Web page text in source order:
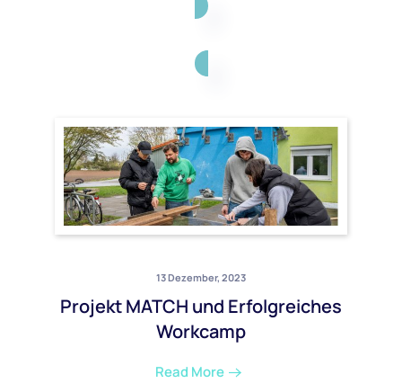
13 Dezember, 2023
Projekt MATCH und Erfolgreiches
Workcamp
Read More